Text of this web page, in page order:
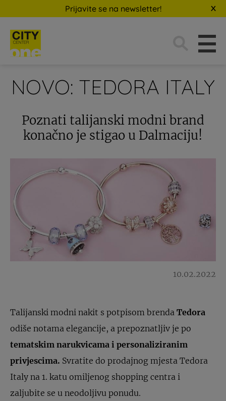
Prijavite se na newsletter!
NOVO: TEDORA ITALY
Poznati talijanski modni brand
konačno je stigao u Dalmaciju!
10.02.2022
Talijanski modni nakit s potpisom brenda Tedora
odiše notama elegancije, a prepoznatljiv je po
tematskim narukvicama i personaliziranim
privjescima. Svratite do prodajnog mjesta Tedora
Italy na 1. katu omiljenog shopping centra i
zaljubite se u neodoljivu ponudu.